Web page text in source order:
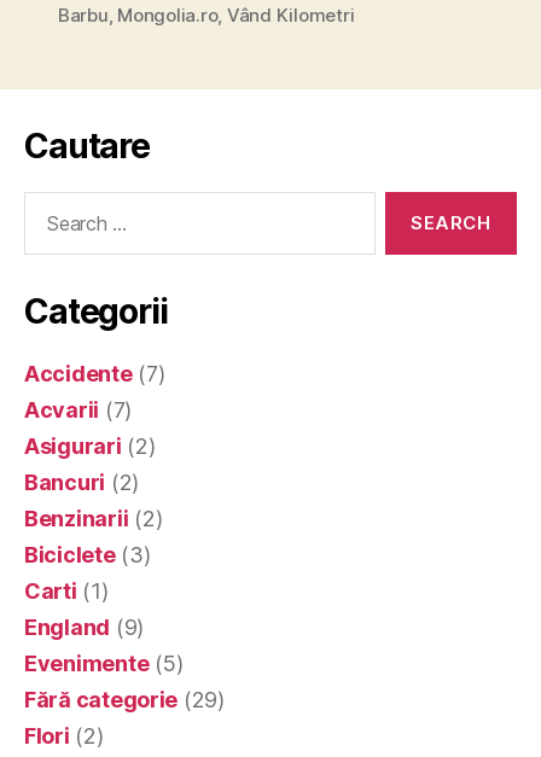
Barbu Mongolia.ro, Vând Kilometri
Cautare
Categorii
Accidente(7)
Acvarii (7)
Asigurari (2)
Bancuri (2)
Benzinarii (2)
Biciclete(3)
Carti (1)
England (9)
Evenimente(5)
Fără categorie (29)
Flori (2)